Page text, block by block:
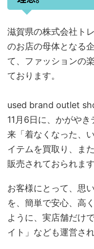
滋賀県の株式会社ト
のお店の母体となる
て、ファッションの
ております。
used brand outlet
11月6日に、かがや
来「着なくなった、
イテムを買取り、ま
販売されておられます
お客様にとって、思
を、簡単で安心、高
ように、実店舗だけ
イト」なども運営さ